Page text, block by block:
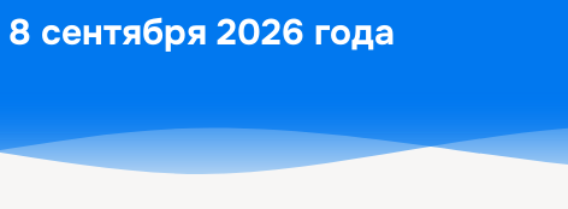
сентября 2026 года